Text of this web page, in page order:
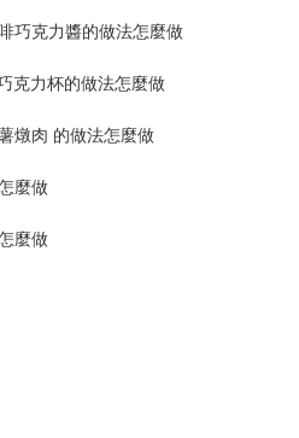
巧克力醬的做法怎麼做
克力杯的做法怎麼做
燉肉 的做法怎麼做
麼做
麼做